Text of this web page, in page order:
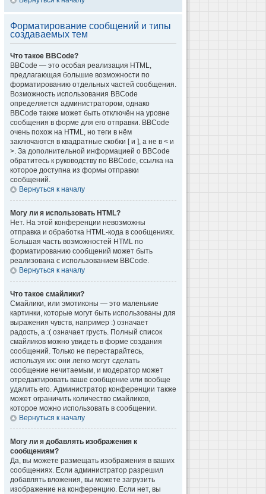
Форматирование сообщений и типы
создаваемых тем
Что такое BBCode?
BBCode — это особая реализация HTML,
предлагающая большие возможности по
форматированию отдельных частей сообщения.
Возможность использования BBCode
определяется администратором, однако
BBCode также может быть отключён на уровне
сообщения в форме для его отправки. BBCode
очень похож на HTML, но теги в нём
заключаются в квадратные скобки [ и ], а не в < и
>. За дополнительной информацией о BBCode
обратитесь к руководству по BBCode, ссылка на
которое доступна из формы отправки
сообщений.
Вернуться к началу
Могу ли я использовать HTML?
Нет. На этой конференции невозможны
отправка и обработка HTML-кода в сообщениях.
Большая часть возможностей HTML по
форматированию сообщений может быть
реализована с использованием BBCode.
Вернуться к началу
Что такое смайлики?
Смайлики, или эмотиконы — это маленькие
картинки, которые могут быть использованы для
выражения чувств, например :) означает
радость, а :( означает грусть. Полный список
смайликов можно увидеть в форме создания
сообщений. Только не перестарайтесь,
используя их: они легко могут сделать
сообщение нечитаемым, и модератор может
отредактировать ваше сообщение или вообще
удалить его. Администратор конференции также
может ограничить количество смайликов,
которое можно использовать в сообщении.
Вернуться к началу
Могу ли я добавлять изображения к
сообщениям?
Да, вы можете размещать изображения в ваших
сообщениях. Если администратор разрешил
добавлять вложения, вы можете загрузить
изображение на конференцию. Если нет, вы